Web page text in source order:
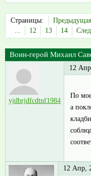
Страницы: Предыдущая
...
12 13 14
Воин-герой Михаил
yjdbrjdfcdtnf1984
12
По
а
12 Апр,